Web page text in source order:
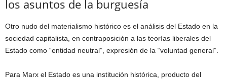
los asuntos de la burguesía
Otro nudo del materialismo histórico es el análisis del Estado en la
sociedad capitalista, en contraposición a las teorías liberales del
Estado como “entidad neutral”, expresión de la “voluntad general”.
Para Marx el Estado es una institución histórica, producto del